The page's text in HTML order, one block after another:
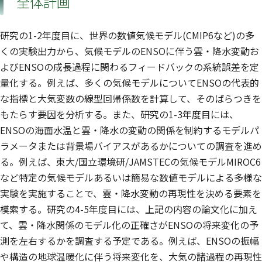
研究の1-2年度目に、世界の数値気候モデル(CMIP6など)の多
くの実験出力から、気候モデルのENSOに伴う雲・降水変動お
よびENSOの成長過程に関わるフィードバックの系統誤差を定
量化する。例えば、多くの気候モデルについてENSOの代表的
な指標と大気変数の線型回帰係数を計算して、そのばらつきを
もたらす要因を分析する。また、研究の1-3年度目には、
ENSOの海面水温と雲・降水の変動の関係を制約するモデルパ
ラメータまたは背景場バイアスがあるかについての調査を進め
る。例えば、東大/国立環境研/JAMSTECの気候モデルMIROC6
など特定の気候モデルあるいは簡易な数値モデルによる多様な
実験を実施することで、雲・降水変動の再現性を決める要素を
模索する。研究の4-5年度目には、上記の内容の論文化に加え
て、雲・降水関係のモデル化の正確さがENSOの将来変化の予
測を左右するかを調査する予定である。例えば、ENSOの振幅
や構造の地球温暖化に伴う将来変化を、大気の諸過程の再現性